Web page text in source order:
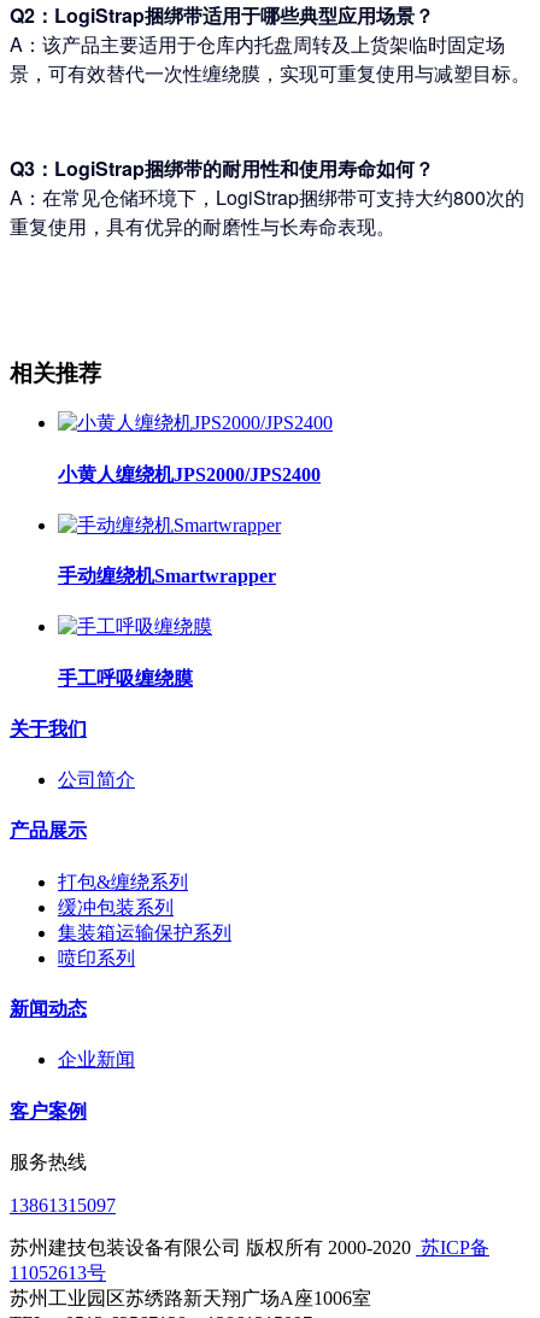
Q2：LogiStrap捆绑带适用于哪些典型应用场景？
A：该产品主要适用于仓库内托盘周转及上货架临时固定场
景，可有效替代一次性缠绕膜，实现可重复使用与减塑目标。
Q3：LogiStrap捆绑带的耐用性和使用寿命如何？
A：在常见仓储环境下，LogiStrap捆绑带可支持大约800次的
重复使用，具有优异的耐磨性与长寿命表现。
相关推荐
小黄人缠绕机JPS2000/JPS2400
手动缠绕机Smartwrapper
手工呼吸缠绕膜
关于我们
公司简介
产品展示
打包&缠绕系列
缓冲包装系列
集装箱运输保护系列
喷印系列
新闻动态
企业新闻
客户案例
服务热线
13861315097
苏州建技包装设备有限公司 版权所有 2000-2020 ​ 苏ICP备
11052613号
苏州工业园区苏绣路新天翔广场A座1006室